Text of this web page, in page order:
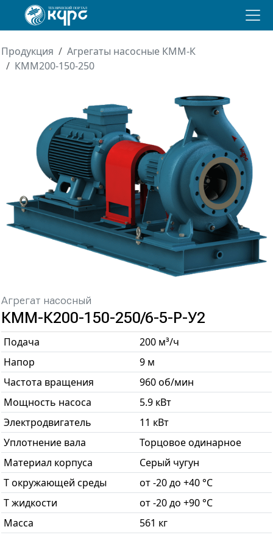
Продукция
Агрегаты насосные КММ-К
КММ200-150-250
Агрегат насосный
КММ-К200-150-250/6-5-Р-У2
Подача
200 м³/ч
Напор
9 м
Частота вращения
960 об/мин
Мощность насоса
5.9 кВт
Электродвигатель
11 кВт
Уплотнение вала
Торцовое одинарное
Материал корпуса
Серый чугун
T окружающей среды
от -20 до +40 °С
T жидкости
от -20 до +90 °С
Масса
561 кг